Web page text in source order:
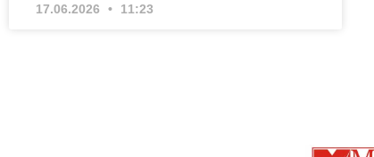
17.06.2026
11:23